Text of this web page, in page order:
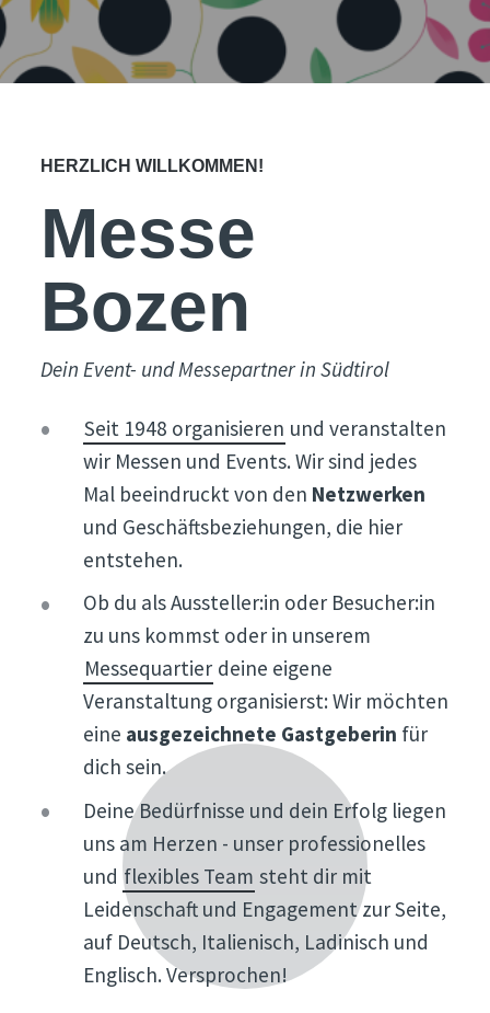
HERZLICH WILLKOMMEN!
Messe
Bozen
Dein Event- und Messepartner in Südtirol
Seit 1948 organisieren und veranstalten
wir Messen und Events. Wir sind jedes
Mal beeindruckt von den Netzwerken
und Geschäftsbeziehungen, die hier
entstehen.
Ob du als Aussteller:in oder Besucher:in
zu uns kommst oder in unserem
Messequartier deine eigene
Veranstaltung organisierst: Wir möchten
eine ausgezeichnete Gastgeberin für
dich sein.
Deine Bedürfnisse und dein Erfolg liegen
uns am Herzen - unser professionelles
und flexibles Team steht dir mit
Leidenschaft und Engagement zur Seite,
auf Deutsch, Italienisch, Ladinisch und
Englisch. Versprochen!